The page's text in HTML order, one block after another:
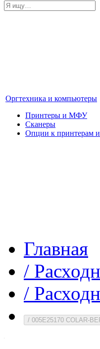
Оргтехника и компьютеры
Принтеры и МФУ
Сканеры
Опции к принтерам
Главная
/
/
/ 005E25170 COLAR-